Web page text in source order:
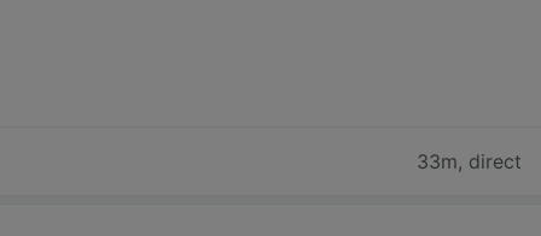
33m, direct